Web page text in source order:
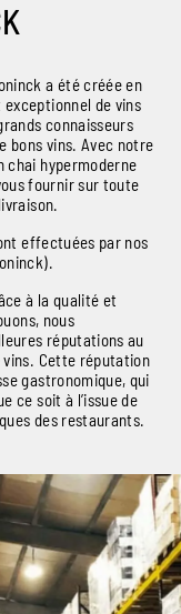
a été créée en
de vins
connaisseurs
bons vins. Avec notre
chai hypermoderne
fournir sur toute
effectuées par nos
à la qualité et
nous
réputations au
Cette réputation
gastronomique, qui
ce soit à l’issue de
des restaurants.